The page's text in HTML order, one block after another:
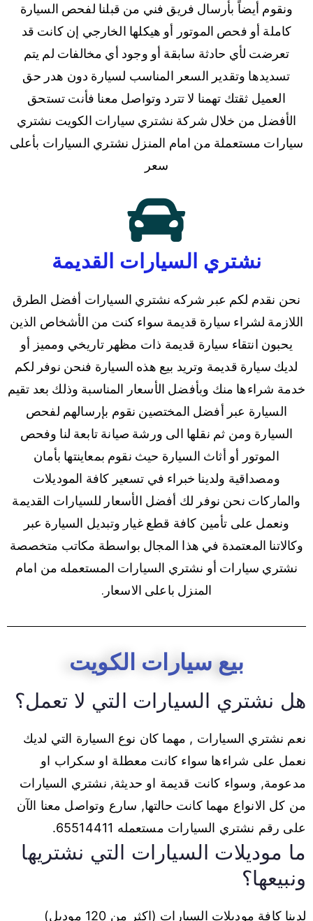
ونقوم أيضاً بأرسال فريق فني من قبلنا لفحص السيارة
كاملة أو فحص الموتور أو هيكلها الخارجي إن كانت قد
تعرضت لأي حادثة سابقة أو وجود أي مخالفات لم يتم
تسديدها وتقدير السعر المناسب لسيارة دون هدر حق
العميل ثقتك تهمنا لا تترد وتواصل معنا فأنت تستحق
الأفضل من خلال شركة نشتري سيارات الكويت نشتري
سيارات مستعملة من امام المنزل نشتري السيارات بأعلى
سعر
نشتري السيارات القديمة
نحن نقدم لكم عبر شركه نشتري السيارات أفضل الطرق
اللازمة لشراء سيارة قديمة سواء كنت من الأشخاص الذين
يحبون انتقاء سيارة قديمة ذات مظهر تاريخي ومميز أو
لديك سيارة قديمة وتريد بيع هذه السيارة فنحن نوفر لكم
خدمة شراءها منك وبأفضل الأسعار المناسبة وذلك بعد تقيم
السيارة عبر أفضل المختصين نقوم بإرسالهم لفحص
السيارة ومن ثم نقلها الى ورشة صيانة تابعة لنا وفحص
الموتور أو أثاث السيارة حيث نقوم بمعاينتها بأمان
ومصداقية ولدينا خبراء في تسعير كافة الموديلات
والماركات نحن نوفر لك أفضل الأسعار للسيارات القديمة
ونعمل على تأمين كافة قطع غيار وتبديل السيارة عبر
وكالاتنا المعتمدة في هذا المجال بواسطة مكاتب متخصصة
نشتري سيارات أو نشتري السيارات المستعمله من امام
المنزل باعلى الاسعار.
بيع سيارات الكويت
هل نشتري السيارات التي لا تعمل؟
نعم نشتري السيارات , مهما كان نوع السيارة التي لديك
نعمل على شراءها سواء كانت معطلة او سكراب او
مدعومة, وسواء كانت قديمة او حديثة, نشتري السيارات
من كل الانواع مهما كانت حالتها, سارع وتواصل معنا الآن
على رقم نشتري السيارات مستعمله 65514411.
ما موديلات السيارات التي نشتريها
ونبيعها؟
لدينا كافة موديلات السيارات (اكثر من 120 موديل)